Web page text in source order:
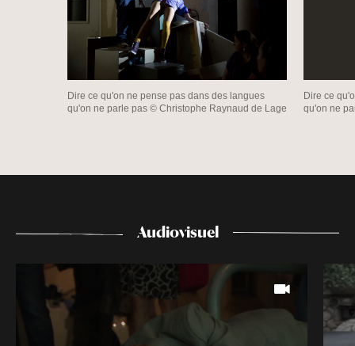
Dire ce qu'on ne pense pas dans des langues
qu'on ne parle pas © Christophe Raynaud de Lage
Dire ce
qu'on ne
Audiovisuel